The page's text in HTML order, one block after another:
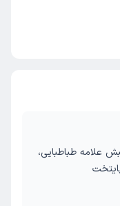
نبش علامه طباطبایی،